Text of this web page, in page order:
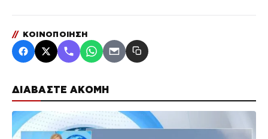
ΔΙΑΒΑΣΤΕ ΑΚΟΜΗ
// ΚΟΙΝΟΠΟΙΗΣΗ